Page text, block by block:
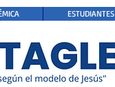
ESTUDIANTES